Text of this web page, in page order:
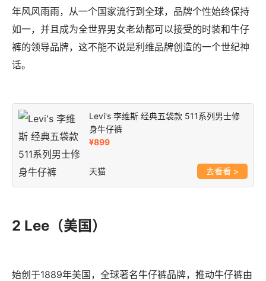
年风风雨雨，从一个国家流行到全球，品牌个性始终保持
如一，并且成为全世界男女老幼都可以接受的时装和牛仔
裤的领导品牌，这不能不说是利维品牌创造的一个世纪神
话。
Levi's 李维斯 经典五袋款 511系列男士修
身牛仔裤
¥899
天猫 >
2 Lee（美国）
始创于1889年美国，全球著名牛仔裤品牌，推动牛仔裤由